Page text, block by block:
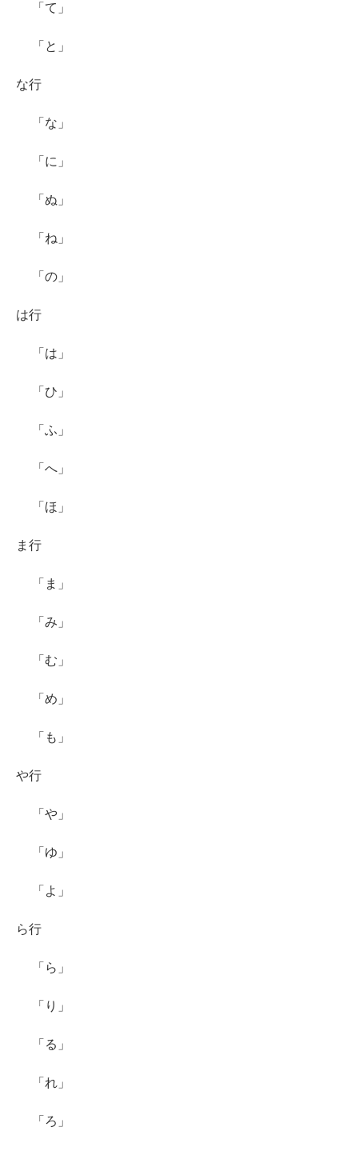
「て」
「と」
な行
「な」
「に」
「ぬ」
「ね」
「の」
は行
「は」
「ひ」
「ふ」
「へ」
「ほ」
ま行
「ま」
「み」
「む」
「め」
「も」
や行
「や」
「ゆ」
「よ」
ら行
「ら」
「り」
「る」
「れ」
「ろ」